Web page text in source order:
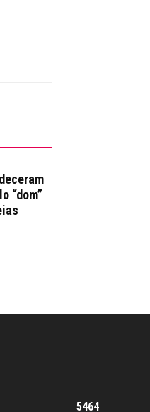
“dom”
5464